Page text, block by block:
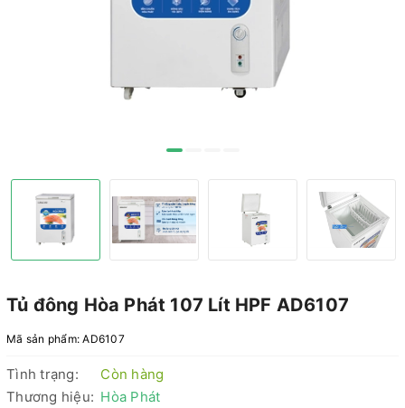
Tủ đông Hòa Phát 107 Lít HPF AD6107
Mã sản phẩm:AD6107
Tình trạng:
Còn hàng
Thương hiệu: Hòa Phát